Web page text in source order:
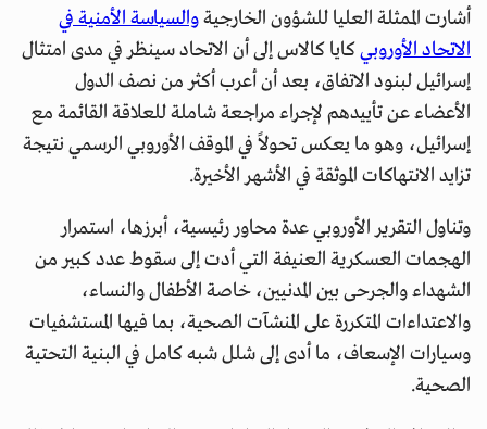
أشارت الممثلة العليا للشؤون الخارجيةوالسياسة الأمنية في
الاتحاد الأوروبيكايا كالاس إلى أن الاتحاد سينظر في مدى امتثال
إسرائيل لبنود الاتفاق، بعد أن أعرب أكثر من نصف الدول
الأعضاء عن تأييدهم لإجراء مراجعة شاملة للعلاقة القائمة مع
إسرائيل، وهو ما يعكس تحولاً في الموقف الأوروبي الرسمي نتيجة
تزايد الانتهاكات الموثقة في الأشهر الأخيرة.
وتناول التقرير الأوروبي عدة محاور رئيسية، أبرزها، استمرار
الهجمات العسكرية العنيفة التي أدت إلى سقوط عدد كبير من
الشهداء والجرحى بين المدنيين، خاصة الأطفال والنساء،
والاعتداءات المتكررة على المنشآت الصحية، بما فيها المستشفيات
وسيارات الإسعاف، ما أدى إلى شلل شبه كامل في البنية التحتية
الصحية.